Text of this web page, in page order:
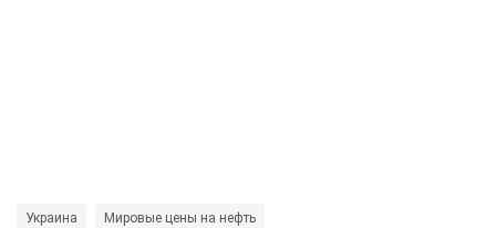
Украина Мировые цены на нефть